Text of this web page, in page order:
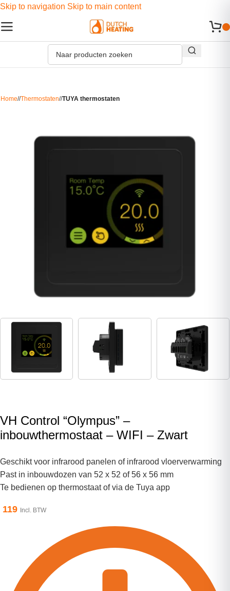
Skip to navigation Skip to main content
Home/ Thermostaten/ TUYA thermostaten
VH Control “Olympus” –
inbouwthermostaat – WIFI – Zwart
Geschikt voor infrarood panelen of infrarood vloerverwarming
Past in inbouwdozen van 52 x 52 of 56 x 56 mm
Te bedienen op thermostaat of via de Tuya app
119 Incl. BTW